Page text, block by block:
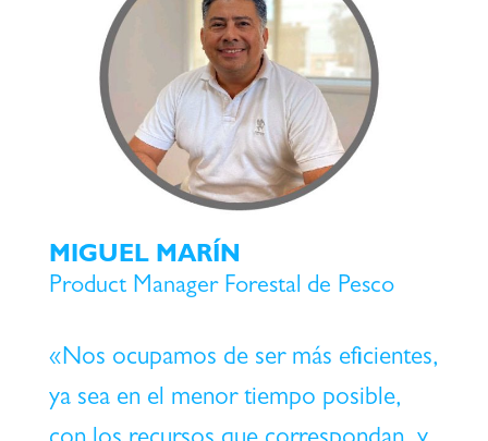
MIGUEL MARÍN
Product Manager Forestal de Pesco
«Nos ocupamos de ser más eficientes,
ya sea en el menor tiempo posible,